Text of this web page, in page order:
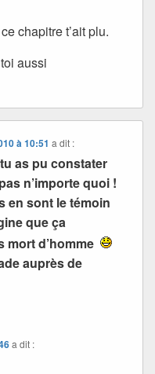
chapitre t’ait plu.
aussi
à 10:51 a dit :
as pu constater
n’importe quoi !
en sont le témoin
que ça
mort d’homme
auprès de
a dit :